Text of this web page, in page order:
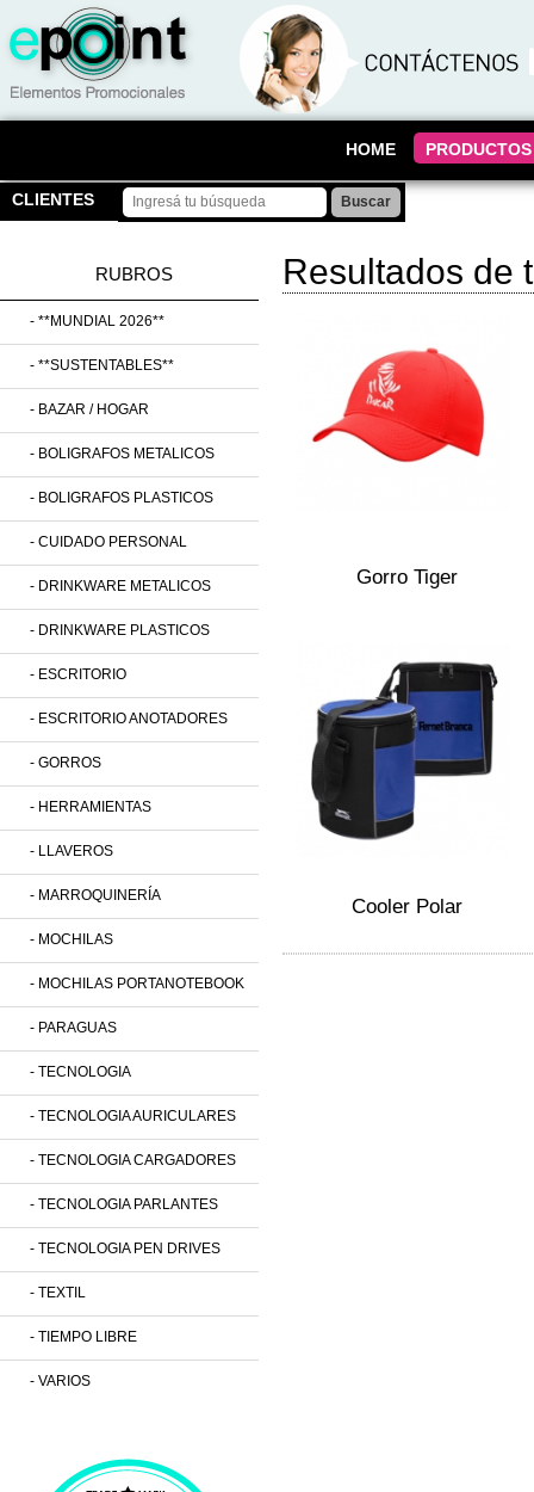
HOME PRODUCTOS
CLIENTES
RUBROS
- **MUNDIAL 2026**
- **SUSTENTABLES**
- BAZAR / HOGAR
- BOLIGRAFOS METALICOS
- BOLIGRAFOS PLASTICOS
- CUIDADO PERSONAL
- DRINKWARE METALICOS
- DRINKWARE PLASTICOS
- ESCRITORIO
- ESCRITORIO ANOTADORES
- GORROS
- HERRAMIENTAS
- LLAVEROS
- MARROQUINERÍA
- MOCHILAS
- MOCHILAS PORTANOTEBOOK
- PARAGUAS
- TECNOLOGIA
- TECNOLOGIA AURICULARES
- TECNOLOGIA CARGADORES
- TECNOLOGIA PARLANTES
- TECNOLOGIA PEN DRIVES
- TEXTIL
- TIEMPO LIBRE
- VARIOS
Resultados de
Gorro Tiger
Cooler Polar